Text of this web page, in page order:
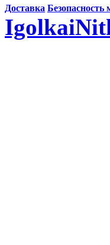
Доставка Безопасность